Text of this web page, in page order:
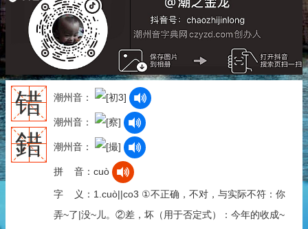
错
錯
潮州音：
潮州音：
潮州音：
拼 音：cuò
字 义：1.cuò||co3 ①不正确，不对，与实际不符：你
弄~了|没~儿。②差，坏（用于否定式）：今年的收成~